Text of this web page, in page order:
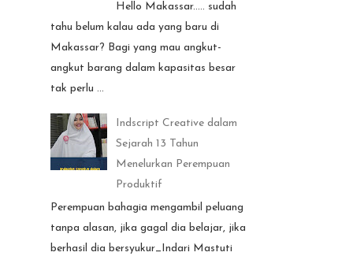
Hello Makassar..... sudah
tahu belum kalau ada yang baru di
Makassar? Bagi yang mau angkut-
angkut barang dalam kapasitas besar
tak perlu ...
Indscript Creative dalam
Sejarah 13 Tahun
Menelurkan Perempuan
Produktif
Perempuan bahagia mengambil peluang
tanpa alasan, jika gagal dia belajar, jika
berhasil dia bersyukur_Indari Mastuti